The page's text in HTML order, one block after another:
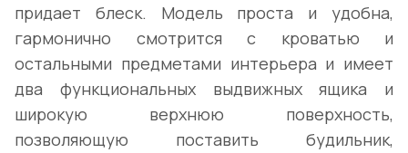
придает блеск. Модель проста и удобна,
гармонично смотрится с кроватью и
остальными предметами интерьера и имеет
два функциональных выдвижных ящика и
широкую верхнюю поверхность,
позволяющую поставить будильник,